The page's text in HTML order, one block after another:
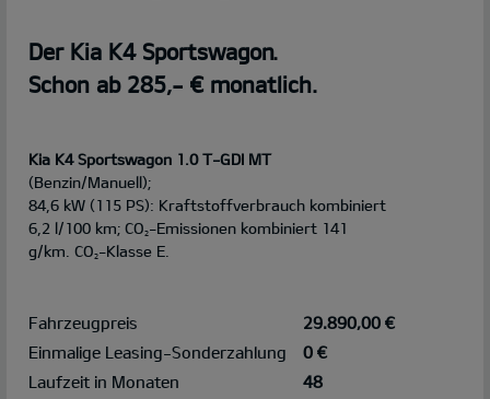
Der Kia K4 Sportswagon.
Schon ab 285,- € monatlich.
Kia K4 Sportswagon 1.0 T-GDI MT
(Benzin/Manuell);
84,6 kW (115 PS): Kraftstoffverbrauch kombiniert
6,2 l/100 km; CO2-Emissionen kombiniert 141
g/km. CO2-Klasse E.
Fahrzeugpreis
29.890,00 €
Einmalige Leasing-Sonderzahlung
0 €
Laufzeit in Monaten
48